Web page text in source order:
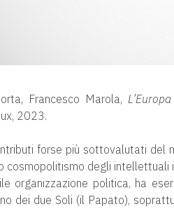
Francesco Marola,
2023.
forse più sottovalutati del
cosmopolitismo degli intellettuali
organizzazione politica, ha
dei due Soli (il Papato),